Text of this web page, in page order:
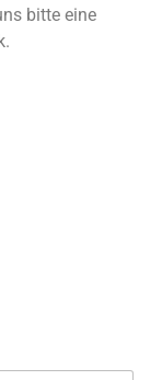
bitte eine